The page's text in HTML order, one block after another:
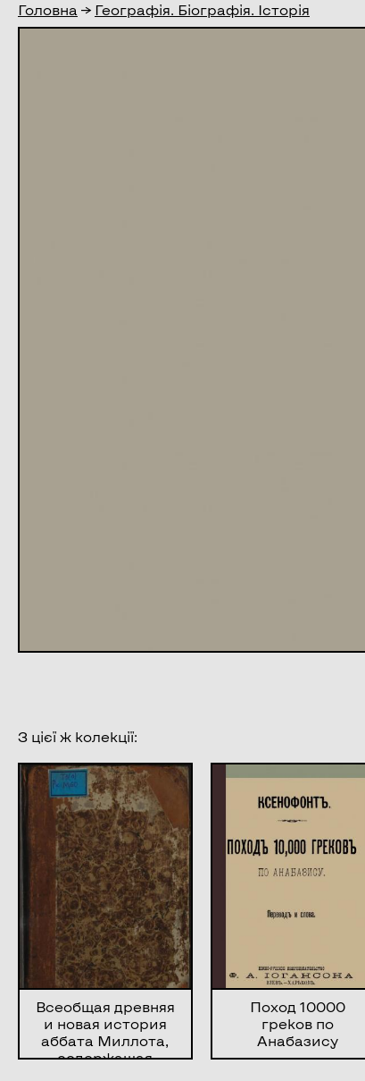
Головна → Географія. Біографія. Історія
З цієї ж колекції:
Всеобщая древняя
и новая история
аббата Миллота,
содержащая
Поход 10000
греков по
Анабазису